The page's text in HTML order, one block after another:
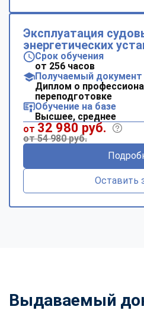
Эксплуатация
энергетических
Срок обучения
от 256 часов
Получаемый документ
Диплом о
переподготовке
Обучение на базе
Высшее, среднее
от 32 980 руб.
от 54 980 руб.
Оставить
Выдаваемый